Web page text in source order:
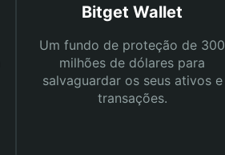
Bitget Wallet
Um fundo de proteção de 300
milhões de dólares para
salvaguardar os seus ativos e
transações.